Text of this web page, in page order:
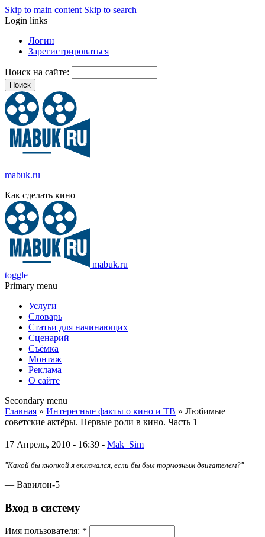
Skip to main content Skip to search
Login links
Логин
Зарегистрироваться
Поиск на сайте:
mabuk.ru
Как сделать кино
mabuk.ru
toggle
Primary menu
Услуги
Словарь
Статьи для начинающих
Сценарий
Съёмка
Монтаж
Реклама
О сайте
Secondary menu
Главная » Интересные факты о кино и ТВ » Любимые
советские актёры. Первые роли в кино. Часть 1
17 Апрель, 2010 - 16:39 - Mak_Sim
"Какой бы кнопкой я включался, если бы был тормозным двигателем?"
— Вавилон-5
Вход в систему
Имя пoльзовaтeля: *